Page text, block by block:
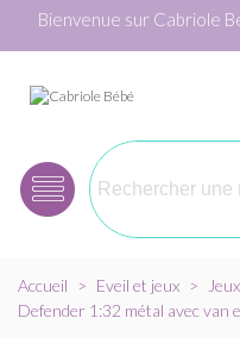
Bienvenue sur Cabriole
Accueil > Eveil et jeux >
Defender 1:32 métal avec van